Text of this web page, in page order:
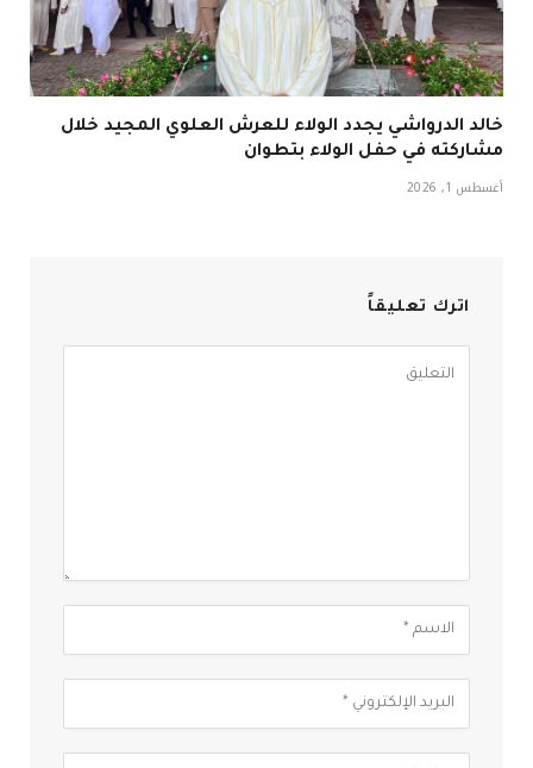
خالد الدرواشي يجدد الولاء للعرش العلوي المجيد خلال
مشاركته في حفل الولاء بتطوان
أغسطس 1, 2026
اترك تعليقاً